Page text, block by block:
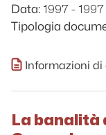
Data: 1997 - 1997
Tipologia
Informazioni
La banalità